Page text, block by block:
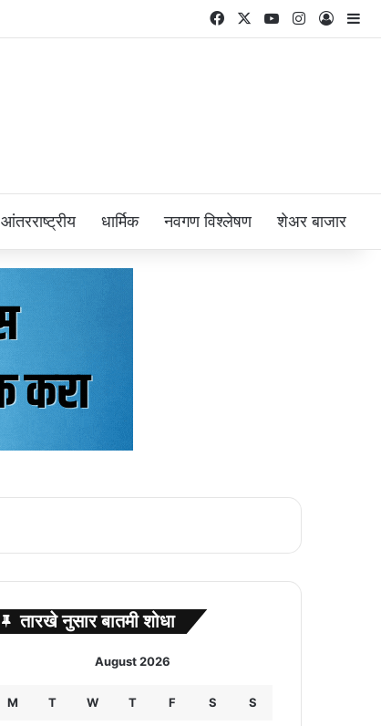
FacebookYouTubeInstagram
Log In
आंतरराष्ट्रीय धार्मिक नवगण विश्लेषण शेअर बाजार
तारखे नुसार बातमी शोधा
August 2026
M T W T F S S